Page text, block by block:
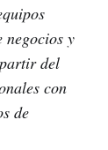
y
del
con
de